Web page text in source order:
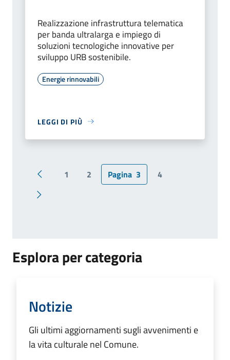
Realizzazione infrastruttura telematica
per banda ultralarga e impiego di
soluzioni tecnologiche innovative per
sviluppo URB sostenibile.
Energie rinnovabili
LEGGI DI PIÙ
Pagina precedente
1 2 Pagina 3 4
Pagina successiva
Esplora per categoria
Notizie
Gli ultimi aggiornamenti sugli avvenimenti e
la vita culturale nel Comune.